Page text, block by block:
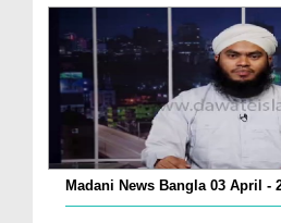
Madani News Bangla 03 April -